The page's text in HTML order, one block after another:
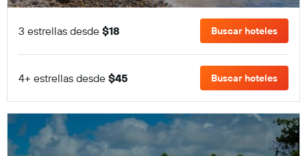
3 estrellas desde $18 Buscar hoteles
4+ estrellas desde $45 Buscar hoteles